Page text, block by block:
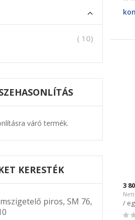
3
/
10termék
váró termék.
KERESTÉK
piros, SM 76,